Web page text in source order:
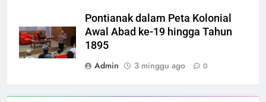
Pontianak dalam Peta Kolonial
Awal Abad ke-19 hingga Tahun
1895
Admin
3 minggu ago 0